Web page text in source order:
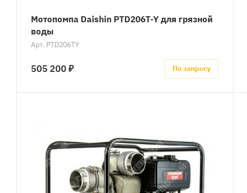
Мотопомпа Daishin PTD206T-Y для грязной
воды
Арт. PTD206TY
505 200 ₽ По запросу